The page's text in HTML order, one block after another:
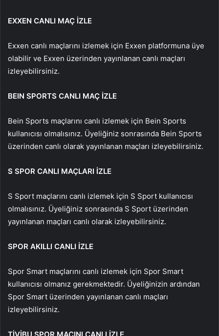
EXXEN CANLI MAÇ İZLE
Exxen canlı maçlarını izlemek için Exxen platformuna üye
olabilir ve Exxen üzerinden yayınlanan canlı maçları
izleyebilirsiniz.
BEIN SPORTS CANLI MAÇ İZLE
Bein Sports maçlarını canlı izlemek için Bein Sports
kullanıcısı olmalısınız. Üyeliğiniz sonrasında Bein Sports
üzerinden canlı olarak yayınlanan maçları izleyebilirsiniz.
S SPOR CANLI MAÇLARI İZLE
S Sport maçlarını canlı izlemek için S Sport kullanıcısı
olmalısınız. Üyeliğiniz sonrasında S Sport üzerinden
yayınlanan maçları canlı olarak izleyebilirsiniz.
SPOR AKILLI CANLI İZLE
Spor Smart maçlarını canlı izlemek için Spor Smart
kullanıcısı olmanız gerekmektedir. Üyeliğinizin ardından
Spor Smart üzerinden yayınlanan canlı maçları
izleyebilirsiniz.
TİVİBU SPOR MAÇINI CANLI İZLE